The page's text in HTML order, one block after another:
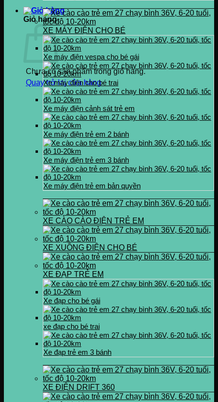
Giỏ hàng
Chưa có sản phẩm trong giỏ hàng.
Quay trở lại cửa hàng
XE MÁY ĐIỆN CHO BÉ
Xe máy điện vespa cho bé gái
Xe máy điện cho bé trai
Xe máy điện cảnh sát trẻ em
Xe máy điện trẻ em 2 bánh
Xe máy điện trẻ em 3 bánh
Xe máy điện trẻ em bản quyền
XE CÀO CÀO ĐIỆN TRẺ EM
XE XUỒNG ĐIỆN CHO BÉ
XE ĐẠP TRẺ EM
Xe đạp cho bé gái
xe đạp cho bé trai
Xe đạp trẻ em 3 bánh
XE ĐIỆN DRIFT 360